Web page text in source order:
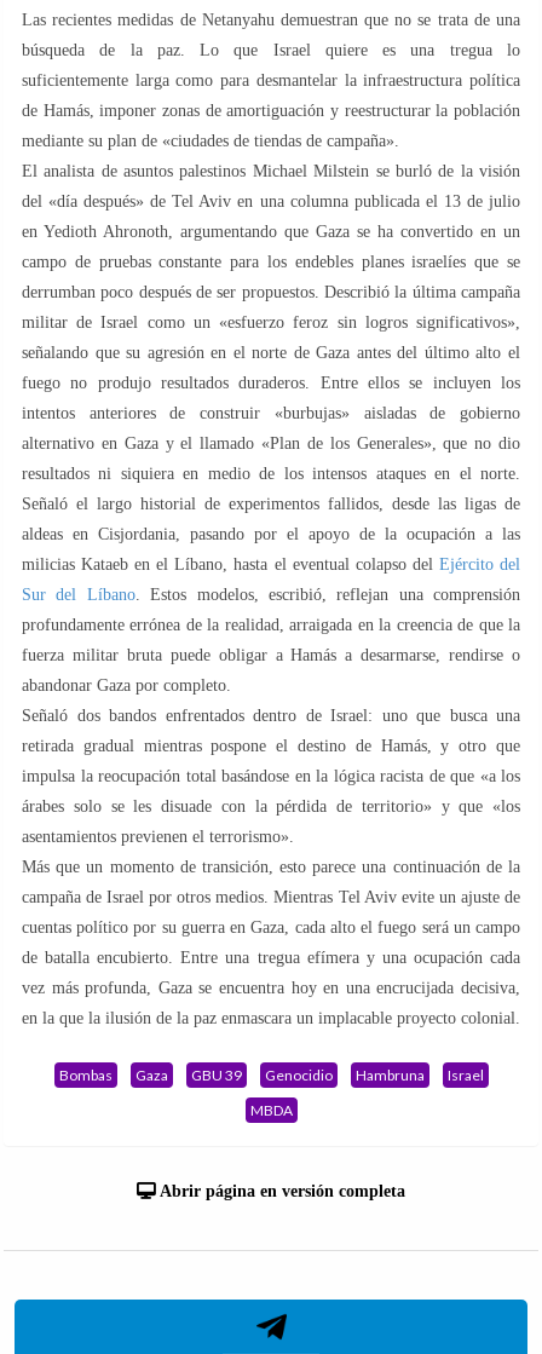
Las recientes medidas de Netanyahu demuestran que no se trata de una
búsqueda de la paz. Lo que Israel quiere es una tregua lo
suficientemente larga como para desmantelar la infraestructura política
de Hamás, imponer zonas de amortiguación y reestructurar la población
mediante su plan de «ciudades de tiendas de campaña».
El analista de asuntos palestinos Michael Milstein se burló de la visión
del «día después» de Tel Aviv en una columna publicada el 13 de julio
en Yedioth Ahronoth, argumentando que Gaza se ha convertido en un
campo de pruebas constante para los endebles planes israelíes que se
derrumban poco después de ser propuestos. Describió la última campaña
militar de Israel como un «esfuerzo feroz sin logros significativos»,
señalando que su agresión en el norte de Gaza antes del último alto el
fuego no produjo resultados duraderos. Entre ellos se incluyen los
intentos anteriores de construir «burbujas» aisladas de gobierno
alternativo en Gaza y el llamado «Plan de los Generales», que no dio
resultados ni siquiera en medio de los intensos ataques en el norte.
Señaló el largo historial de experimentos fallidos, desde las ligas de
aldeas en Cisjordania, pasando por el apoyo de la ocupación a las
milicias Kataeb en el Líbano, hasta el eventual colapso del Ejército del
Sur del Líbano. Estos modelos, escribió, reflejan una comprensión
profundamente errónea de la realidad, arraigada en la creencia de que la
fuerza militar bruta puede obligar a Hamás a desarmarse, rendirse o
abandonar Gaza por completo.
Señaló dos bandos enfrentados dentro de Israel: uno que busca una
retirada gradual mientras pospone el destino de Hamás, y otro que
impulsa la reocupación total basándose en la lógica racista de que «a los
árabes solo se les disuade con la pérdida de territorio» y que «los
asentamientos previenen el terrorismo».
Más que un momento de transición, esto parece una continuación de la
campaña de Israel por otros medios. Mientras Tel Aviv evite un ajuste de
cuentas político por su guerra en Gaza, cada alto el fuego será un campo
de batalla encubierto. Entre una tregua efímera y una ocupación cada
vez más profunda, Gaza se encuentra hoy en una encrucijada decisiva,
en la que la ilusión de la paz enmascara un implacable proyecto colonial.
Bombas Gaza GBU 39 Genocidio Hambruna
Israel
MBDA
Abrir página en versión completa